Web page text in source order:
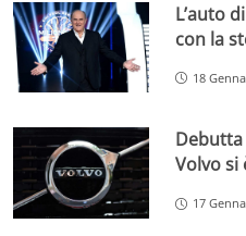
L’auto
con la
18
Debutta
Volvo si
17